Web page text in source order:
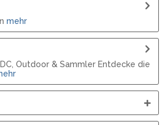
mehr
Outdoor & Sammler Entdecke die